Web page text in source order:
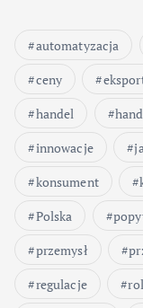
automatyzacja
ceny
handel
innowacje
konsument
Polska
przemysł
regulacje